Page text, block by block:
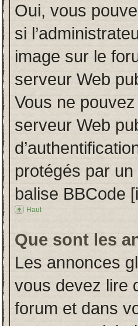
Oui, vous
si
image sur le
serveur Web
Vous ne
serveur Web
protégés par
balise BBCode
Haut
Que sont les
Les annonces
vous devez lire
forum et dans